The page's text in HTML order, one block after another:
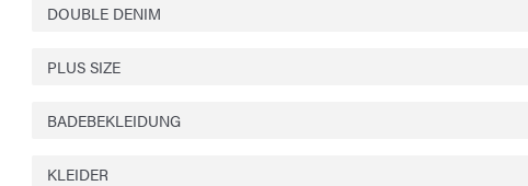
DOUBLE DENIM
PLUS SIZE
BADEBEKLEIDUNG
KLEIDER